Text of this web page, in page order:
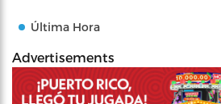
Última Hora
Advertisements